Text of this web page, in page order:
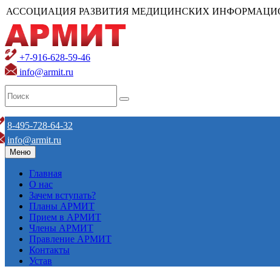
АССОЦИАЦИЯ РАЗВИТИЯ МЕДИЦИНСКИХ
+7-916-628-59-46
info@armit.ru
8-495-728-64-32
info@armit.ru
Меню
Главная
О нас
Зачем вступать?
Планы АРМИТ
Прием в АРМИТ
Члены АРМИТ
Правление АРМИТ
Контакты
Устав